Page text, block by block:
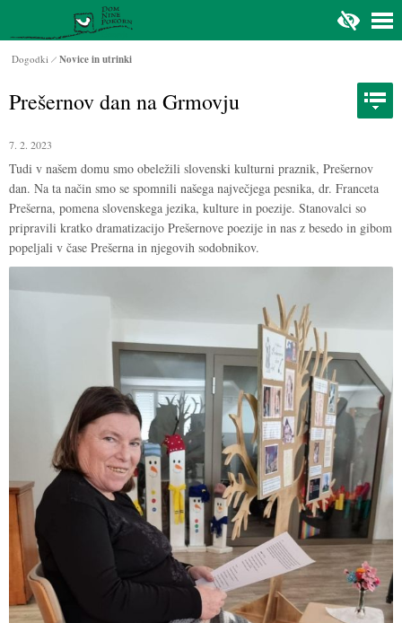
Dogodki Novice in utrinki
Prešernov dan na Grmovju
7. 2. 2023
Tudi v našem domu smo obeležili slovenski kulturni praznik, Prešernov
dan. Na ta način smo se spomnili našega največjega pesnika, dr. Franceta
Prešerna, pomena slovenskega jezika, kulture in poezije. Stanovalci so
pripravili kratko dramatizacijo Prešernove poezije in nas z besedo in gibom
popeljali v čase Prešerna in njegovih sodobnikov.